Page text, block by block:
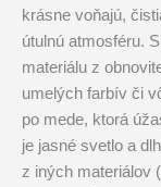
krásne voňajú,
útulnú atmosféru.
materiálu z
umelých farbív či
po mede, ktorá
je jasné svetlo a
z iných materiálov